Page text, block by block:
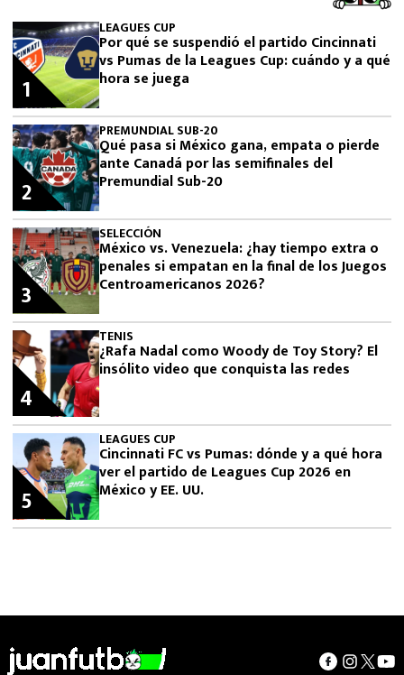
LEAGUES CUP
Por qué se suspendió el partido Cincinnati
vs Pumas de la Leagues Cup: cuándo y a qué
hora se juega
1
PREMUNDIAL SUB-20
Qué pasa si México gana, empata o pierde
ante Canadá por las semifinales del
Premundial Sub-20
2
SELECCIÓN
México vs. Venezuela: ¿hay tiempo extra o
penales si empatan en la final de los Juegos
Centroamericanos 2026?
3
TENIS
¿Rafa Nadal como Woody de Toy Story? El
insólito video que conquista las redes
4
LEAGUES CUP
Cincinnati FC vs Pumas: dónde y a qué hora
ver el partido de Leagues Cup 2026 en
México y EE. UU.
5